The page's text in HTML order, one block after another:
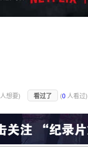
人想要) 看过了 (0 人看过